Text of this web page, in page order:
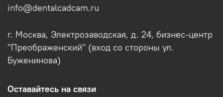
info@dentalcadcam.ru
г. Москва, Электрозаводская, д. 24, бизнес-центр
"Преображенский" (вход со стороны ул.
Буженинова)
Оставайтесь на связи